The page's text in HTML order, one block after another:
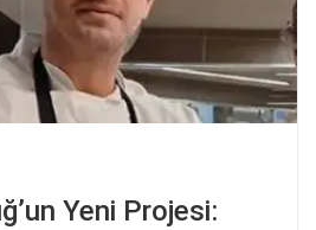
Yeni Projesi: